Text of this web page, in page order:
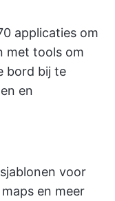
applicaties om
met tools om
bord bij te
en
voor
en meer